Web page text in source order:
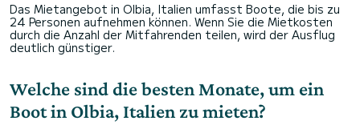
Das Mietangebot in Olbia, Italien umfasst Boote, die bis zu
24 Personen aufnehmen können. Wenn Sie die Mietkosten
durch die Anzahl der Mitfahrenden teilen, wird der Ausflug
deutlich günstiger.
Welche sind die besten Monate, um ein
Boot in Olbia, Italien zu mieten?